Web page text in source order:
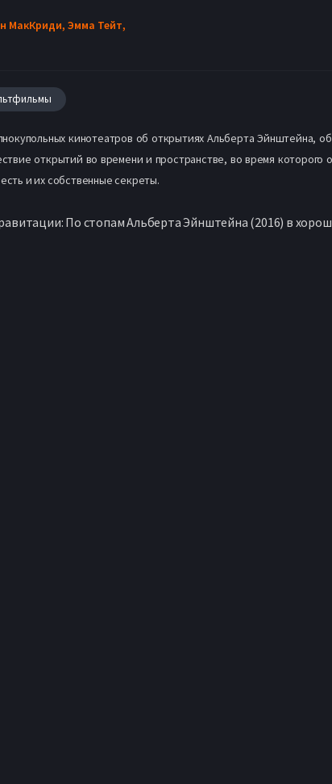
МакКриди, Эмма Тейт,
кинотеатров об открытиях Альберта Эйнштейна,
открытий во времени и пространстве, во время которого
и их собственные секреты.
По стопам Альберта Эйнштейна (2016) в